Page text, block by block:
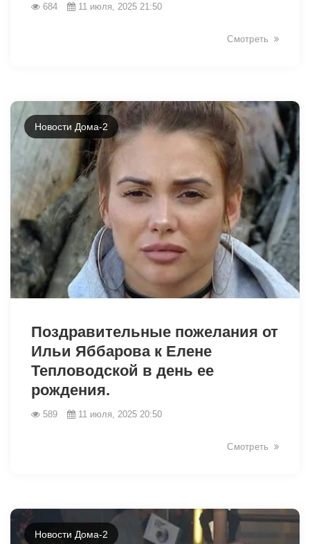
684 11 июля, 2025 21:50
Смотреть
Новости Дома-2
Поздравительные пожелания от
Ильи Яббарова к Елене
Тепловодской в день ее
рождения.
589 11 июля, 2025 20:50
Смотреть
Новости Дома-2